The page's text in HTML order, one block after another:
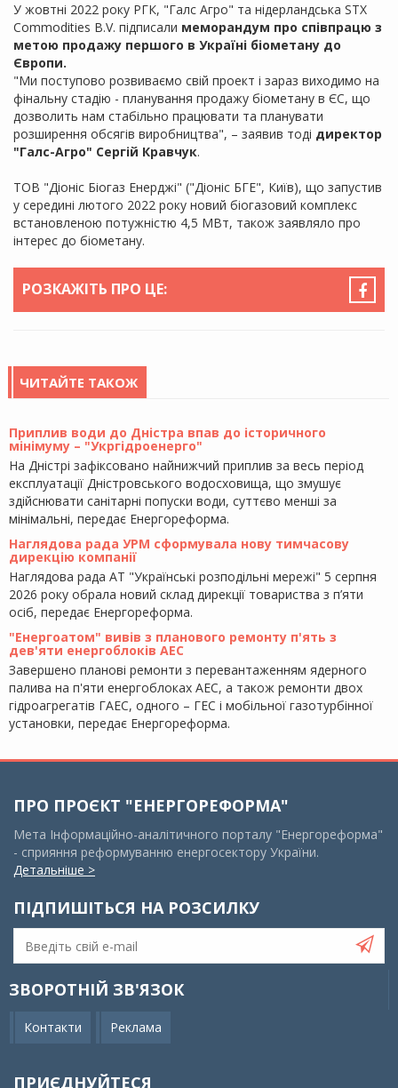
У жовтні 2022 року РГК, "Галс Агро" та нідерландська STX
Commodities B.V. підписали меморандум про співпрацю з
метою продажу першого в Україні біометану до
Європи.
"Ми поступово розвиваємо свій проект і зараз виходимо на
фінальну стадію - планування продажу біометану в ЄС, що
дозволить нам стабільно працювати та планувати
розширення обсягів виробництва", – заявив тоді директор
"Галс-Агро" Сергій Кравчук.
ТОВ "Діоніс Біогаз Енерджі" ("Діоніс БГЕ", Київ), що запустив
у середині лютого 2022 року новий біогазовий комплекс
встановленою потужністю 4,5 МВт, також заявляло про
інтерес до біометану.
РОЗКАЖІТЬ ПРО ЦЕ:
ЧИТАЙТЕ ТАКОЖ
Приплив води до Дністра впав до історичного
мінімуму – "Укргідроенерго"
На Дністрі зафіксовано найнижчий приплив за весь період
експлуатації Дністровського водосховища, що змушує
здійснювати санітарні попуски води, суттєво менші за
мінімальні, передає Енергореформа.
Наглядова рада УРМ сформувала нову тимчасову
дирекцію компанії
Наглядова рада АТ "Українські розподільні мережі" 5 серпня
2026 року обрала новий склад дирекції товариства з п’яти
осіб, передає Енергореформа.
"Енергоатом" вивів з планового ремонту п'ять з
дев'яти енергоблоків АЕС
Завершено планові ремонти з перевантаженням ядерного
палива на п'яти енергоблоках АЕС, а також ремонти двох
гідроагрегатів ГАЕС, одного – ГЕС і мобільної газотурбінної
установки, передає Енергореформа.
ПРО ПРОЄКТ "ЕНЕРГОРЕФОРМА"
Мета Інформаційно-аналітичного порталу "Енергореформа"
- сприяння реформуванню енергосектору України.
Детальніше >
ПІДПИШІТЬСЯ НА РОЗСИЛКУ
ЗВОРОТНІЙ ЗВ'ЯЗОК
Контакти Реклама
ПРИЄДНУЙТЕСЯ